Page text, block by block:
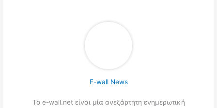
E-wall News
Το e-wall.net είναι μία ανεξάρτητη ενημερωτική